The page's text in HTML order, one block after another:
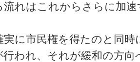
流れはこれからさらに加
に市民権を得たのと同時
われ、それが緩和の方